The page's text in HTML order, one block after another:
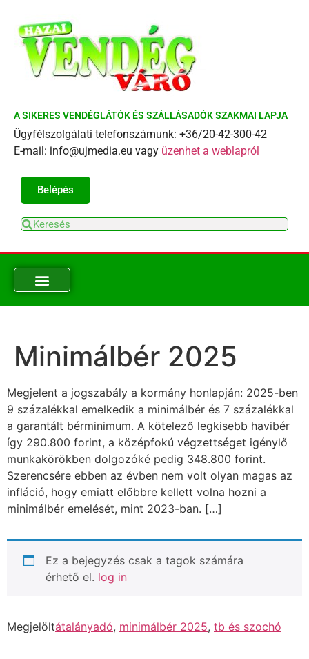
A SIKERES VENDÉGLÁTÓK ÉS SZÁLLÁSADÓK SZAKMAI LAPJA
Ügyfélszolgálati telefonszámunk: +36/20-42-300-42
E-mail: info@ujmedia.eu vagy üzenhet a weblapról
Belépés
Minimálbér 2025
Megjelent a jogszabály a kormány honlapján: 2025-ben
9 százalékkal emelkedik a minimálbér és 7 százalékkal
a garantált bérminimum. A kötelező legkisebb havibér
így 290.800 forint, a középfokú végzettséget igénylő
munkakörökben dolgozóké pedig 348.800 forint.
Szerencsére ebben az évben nem volt olyan magas az
infláció, hogy emiatt előbbre kellett volna hozni a
minimálbér emelését, mint 2023-ban. […]
Ez a bejegyzés csak a tagok számára
érhető el. log in
Megjelöltátalányadó, minimálbér 2025, tb és szochó